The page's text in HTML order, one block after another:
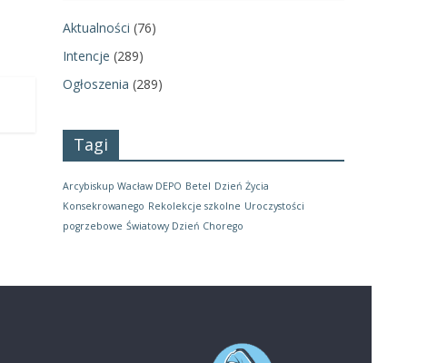
Aktualności (76)
Intencje (289)
Ogłoszenia (289)
Tagi
Arcybiskup Wacław DEPO Betel Dzień Życia
Konsekrowanego Rekolekcje szkolne Uroczystości
pogrzebowe Światowy Dzień Chorego